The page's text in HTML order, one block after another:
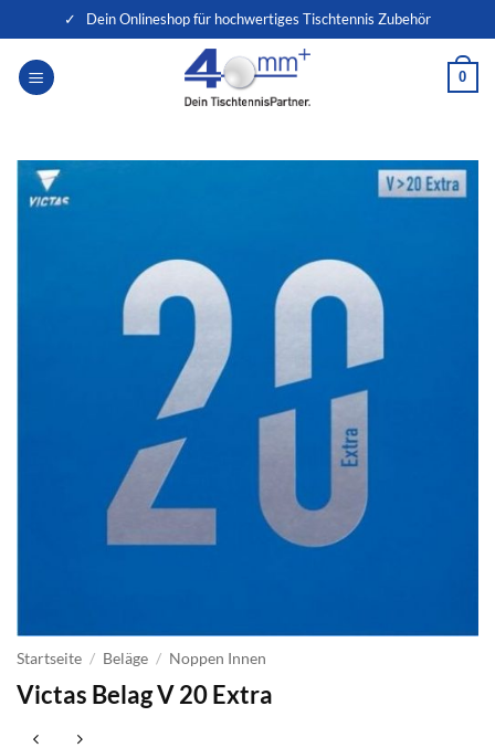
Inhalt
springen
✓ Dein Onlineshop für hochwertiges Tischtennis Zubehör
0
Startseite / Beläge / Noppen Innen
Victas Belag V 20 Extra